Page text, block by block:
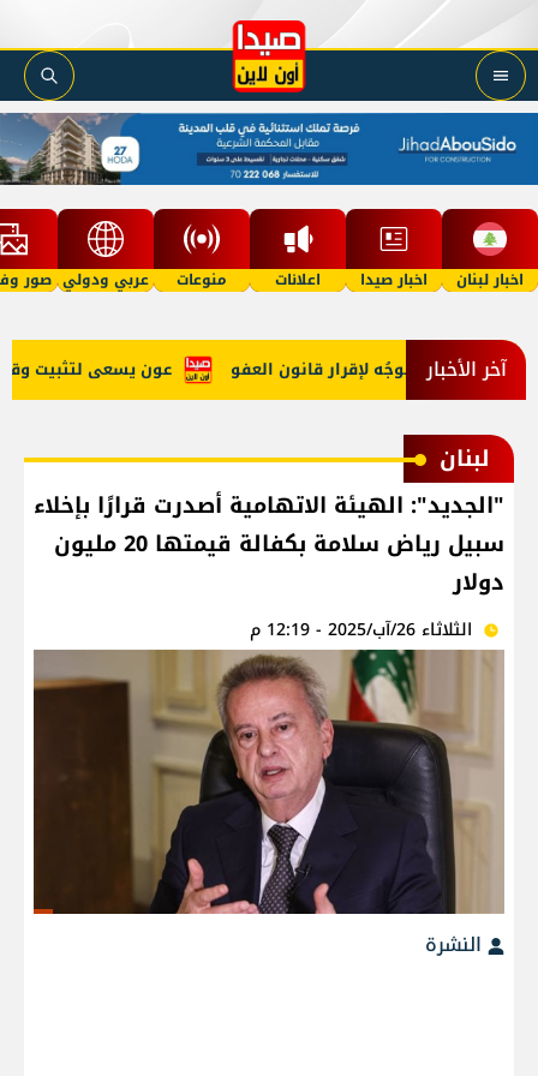
اخبار لبنان اخبار صيدا اعلانات منوعات عربي ودولي صور
آخر الأخبار عون يسعى لتثبيت وقف الحرب وتوجُه لإقرار قانون العفو
لبنان
"الجديد": الهيئة الاتهامية أصدرت قرارًا بإخلاء
سبيل رياض سلامة بكفالة قيمتها 20 مليون
دولار
الثلاثاء 26/آب/2025 - 12:19 م
النشرة